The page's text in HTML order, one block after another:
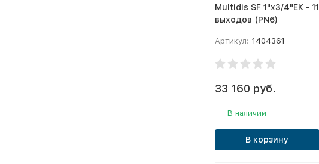
Multidis SF 1"x3/4"ЕК - 11
выходов (PN6)
Артикул: 1404361
33 160 руб.
В наличии
В корзину